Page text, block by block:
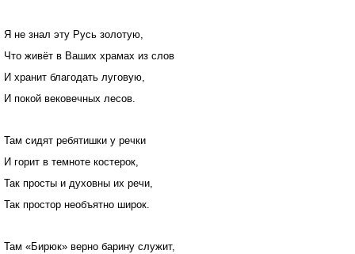
Я не знал эту Русь золотую,
Что живёт в Ваших храмах из слов
И хранит благодать луговую,
И покой вековечных лесов.
Там сидят ребятишки у речки
И горит в темноте костерок,
Так просты и духовны их речи,
Так простор необъятно широк.
Там «Бирюк» верно барину служит,